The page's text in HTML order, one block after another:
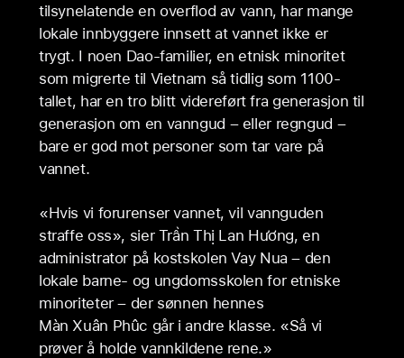
tilsynelatende en overflod av vann, har mange
lokale innbyggere innsett at vannet ikke er
trygt. I noen Dao-familier, en etnisk minoritet
som migrerte til Vietnam så tidlig som 1100-
tallet, har en tro blitt videreført fra generasjon til
generasjon om en vanngud – eller regngud –
bare er god mot personer som tar vare på
vannet.
«Hvis vi forurenser vannet, vil vannguden
straffe oss», sier Trần Thị Lan Hương, en
administrator på kostskolen Vay Nua – den
lokale barne- og ungdomsskolen for etniske
minoriteter – der sønnen hennes
Màn Xuân Phûc går i andre klasse. «Så vi
prøver å holde vannkildene rene.»